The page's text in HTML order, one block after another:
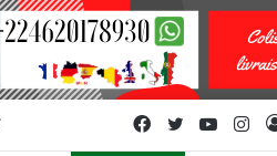
Twitter
Facebook